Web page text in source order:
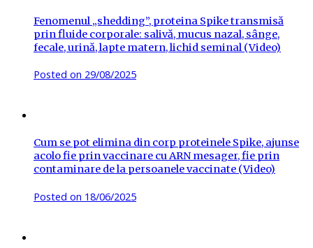
Fenomenul „shedding”, proteina Spike transmisă
prin fluide corporale: salivă, mucus nazal, sânge,
fecale, urină, lapte matern, lichid seminal (Video)
Posted on 29/08/2025
Cum se pot elimina din corp proteinele Spike, ajunse
acolo fie prin vaccinare cu ARN mesager, fie prin
contaminare de la persoanele vaccinate (Video)
Posted on 18/06/2025